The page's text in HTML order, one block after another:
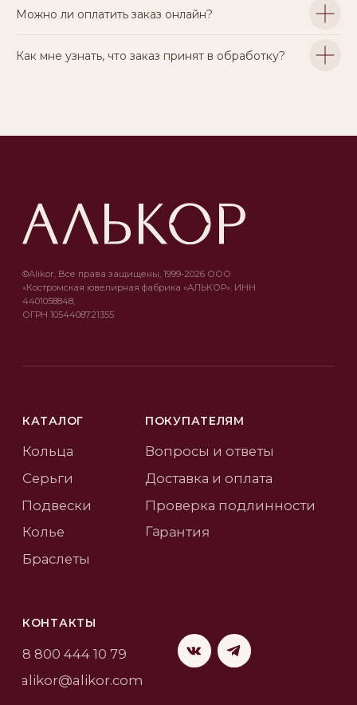
Можно ли оплатить заказ онлайн?
Как мне узнать, что заказ принят в обработку?